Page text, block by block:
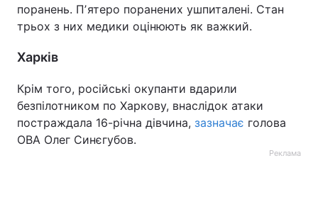
поранень. Пʼятеро поранених ушпиталені. Стан
трьох з них медики оцінюють як важкий.
Харків
Крім того, російські окупанти вдарили
безпілотником по Харкову, внаслідок атаки
постраждала 16-річна дівчина, зазначає голова
ОВА Олег Синєгубов.
Реклама